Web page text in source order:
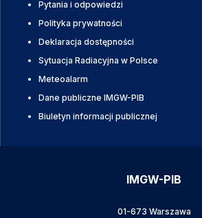
Pytania i odpowiedzi
Polityka prywatności
Deklaracja dostępności
Sytuacja Radiacyjna w Polsce
Meteoalarm
Dane publiczne IMGW-PIB
Biuletyn informacji publicznej
IMGW-PIB
01-673 Warszawa